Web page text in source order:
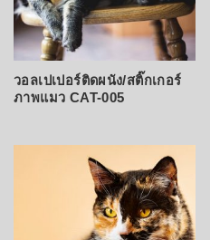
วอลเปเปอร์ติดผนัง/สติ๊กเกอร์
ภาพแมว CAT-005